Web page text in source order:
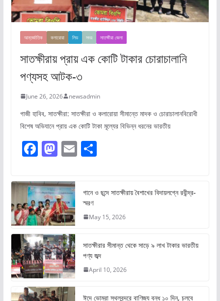
আন্তর্জাতিক কলারোয়া লিড সদর সাতক্ষীরা জেলা
সাতক্ষীরায় প্রায় এক কোটি টাকার চোরাচালানি
পণ্যসহ আটক-৩
June 26, 2026 newsadmin
গাজী হাবিব, সাতক্ষীরা: সাতক্ষীরা ও কলারোয়া সীমান্তে মাদক ও চোরাচালানবিরোধী
বিশেষ অভিযানে প্রায় এক কোটি টাকা মূল্যের বিভিন্ন ধরনের ভারতীয়
F
c
e
b
o
o
k
M
st
o
d
o
n
E S
e
গানে ও ছন্দে সাতক্ষীরায় বৈশাখের বিদায়লগ্নে রবীন্দ্র-
স্মরণ
May 15, 2026
সাতক্ষীরার সীমান্ত থেকে সাড়ে ৯ লাখ টাকার ভারতীয়
পণ্য জব্দ
April 10, 2026
ঈদে ভোমরা স্থলবন্দরে বাণিজ্য বন্ধ ১০ দিন, চলবে